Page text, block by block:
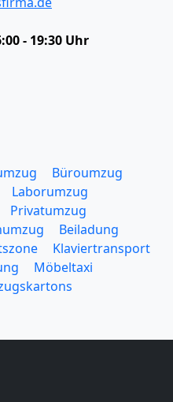
- 19:30 Uhr
Büroumzug
Laborumzug
Privatumzug
Beiladung
Klaviertransport
Möbeltaxi